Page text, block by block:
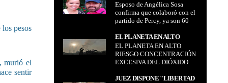
pesos
murió el
sentir
CONFIRMA QUE
COLABORÓ CON EL
PARTIDO DE PERCY, YA SON
CASO "ÍTEMS FANTASMA"
Esposo de Angélica Sosa
confirma que colaboró con el
partido de Percy, ya son 60
fantasma"
EL PLANETA EN ALTO
RIESGO CONCENTRACIÓN
EXCESIVA DEL DIÓXIDO DE
CARBONO (CO2)
EL PLANETA EN ALTO
RIESGO CONCENTRACIÓN
EXCESIVA DEL DIÓXIDO
JUEZ DISPONE "LIBERTAD